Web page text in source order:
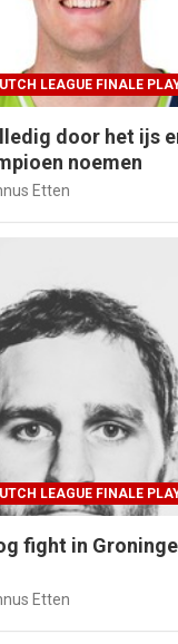
LEAGUE FINALE
door het ijs
noemen
Etten
LEAGUE FINALE
fight in
Etten